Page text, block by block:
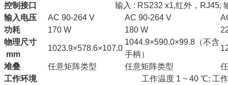
控制接口
输入 : RS232 x1,红外，RJ45;
输入电压
AC 90-264 V AC 90-264 V
功耗
170 W 180 W
物理尺寸
mm
1023.9×578.6×107.0
1044.9×590.0×99.8（不含
手柄）
堆叠 任意矩阵类型 任意矩阵类型
工作环境
工作温度 1 ~ 40 ℃; 工